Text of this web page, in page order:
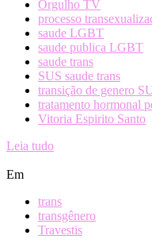
Orgulho TV
processo
saude LGBT
saude publica LGBT
saude trans
SUS saude trans
transição de genero
tratamento hormonal
Vitoria Espirito Santo
Leia tudo
Em
trans
transgênero
Travestis